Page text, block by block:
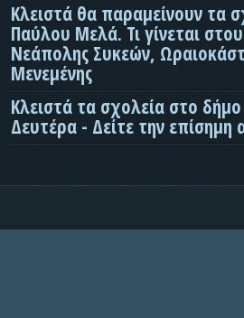
Κλειστά θα παραμείνουν τα
Παύλου Μελά. Τι γίνεται
Νεάπολης Συκεών,
Μενεμένης
Κλειστά τα σχολεία στο
Δευτέρα - Δείτε την επίσημη